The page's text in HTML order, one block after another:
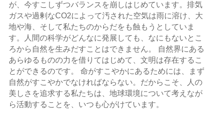
が、今すこしずつバランスを崩しはじめています。排気
ガスや過剰なCO2によって汚された空気は雨に溶け、大
地や海、そして私たちのからだをも蝕もうとしていま
す。人間の科学がどんなに発展しても、なにもないとこ
ろから自然を生みだすことはできません。 自然界にある
あらゆるものの力を借りてはじめて、文明は存在するこ
とができるのです。 命がすこやかにあるためには、まず
自然がすこやかでなければならない。だからこそ、人の
美しさを追求する私たちは、地球環境について考えなが
ら活動することを、いつも心がけています。